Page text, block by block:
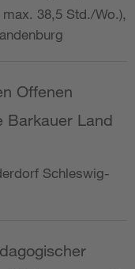
38,5 Std./Wo.),
Offenen
Barkauer Land
Schleswig-